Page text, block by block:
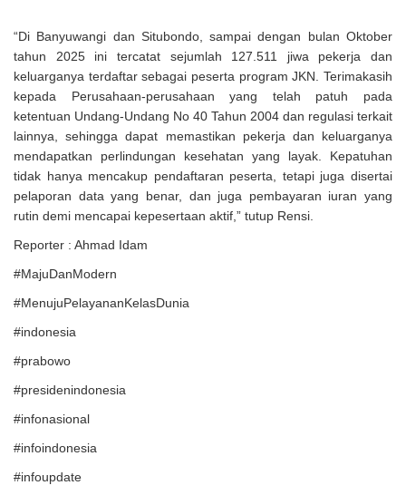
“Di Banyuwangi dan Situbondo, sampai dengan bulan Oktober
tahun 2025 ini tercatat sejumlah 127.511 jiwa pekerja dan
keluarganya terdaftar sebagai peserta program JKN. Terimakasih
kepada Perusahaan-perusahaan yang telah patuh pada
ketentuan Undang-Undang No 40 Tahun 2004 dan regulasi terkait
lainnya, sehingga dapat memastikan pekerja dan keluarganya
mendapatkan perlindungan kesehatan yang layak. Kepatuhan
tidak hanya mencakup pendaftaran peserta, tetapi juga disertai
pelaporan data yang benar, dan juga pembayaran iuran yang
rutin demi mencapai kepesertaan aktif,” tutup Rensi.
Reporter : Ahmad Idam
#MajuDanModern
#MenujuPelayananKelasDunia
#indonesia
#prabowo
#presidenindonesia
#infonasional
#infoindonesia
#infoupdate